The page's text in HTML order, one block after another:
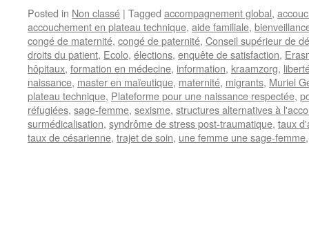
Posted in Non classé | Tagged accompagnement global,
accouchement en plateau technique, aide familiale,
congé de maternité, congé de paternité, Conseil supérieur de
droits du patient, Ecolo, élections, enquête de satisfaction,
hôpitaux, formation en médecine, information, kraamzorg,
naissance, master en maïeutique, maternité, migrants, Muriel
plateau technique, Plateforme pour une naissance respectée,
réfugiées, sage-femme, sexisme, structures alternatives à
surmédicalisation, syndrôme de stress post-traumatique, taux
taux de césarienne, trajet de soin, une femme une sage-femme